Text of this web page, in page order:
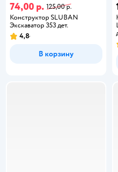
74,00 р. 125,00 р.
Конструктор SLUBAN
Экскаватор 353 дет.
4,8
В корзину